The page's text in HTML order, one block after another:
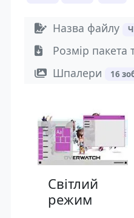
Назва файлу
Розмір пакета
Шпалери 16
Світлий
режим